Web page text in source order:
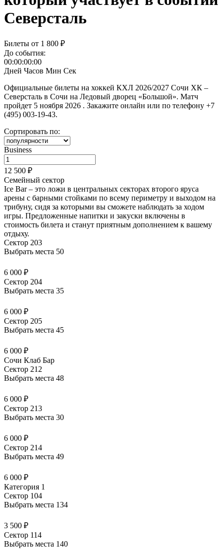
Северсталь
Билеты от 1 800 ₽
До события:
00:00:00:00
Дней Часов Мин Сек
Официальные билеты на хоккей КХЛ 2026/2027 Сочи ХК –
Северсталь в Сочи на Ледовый дворец «Большой». Матч
пройдет 5 ноября 2026 . Закажите онлайн или по телефону +7
(495) 003-19-43.
Сортировать по:
Business
12 500 ₽
Семейный сектор
Ice Bar – это ложи в центральных секторах второго яруса
арены с барными стойками по всему периметру и выходом на
трибуну, сидя за которыми вы сможете наблюдать за ходом
игры. Предложенные напитки и закуски включены в
стоимость билета и станут приятным дополнением к вашему
отдыху.
Сектор 203
Выбрать места 50
6 000 ₽
Сектор 204
Выбрать места 35
6 000 ₽
Сектор 205
Выбрать места 45
6 000 ₽
Сочи Клаб Бар
Сектор 212
Выбрать места 48
6 000 ₽
Сектор 213
Выбрать места 30
6 000 ₽
Сектор 214
Выбрать места 49
6 000 ₽
Категория 1
Сектор 104
Выбрать места 134
3 500 ₽
Сектор 114
Выбрать места 140